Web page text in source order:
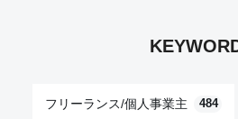
フリーランス/個人事業主 484